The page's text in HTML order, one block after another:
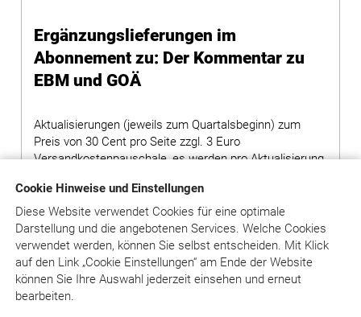
Cookie Hinweise und Einstellungen
Diese Website verwendet Cookies für eine optimale
Darstellung und die angebotenen Services. Welche Cookies
verwendet werden, können Sie selbst entscheiden. Mit Klick
aufden Link „Cookie Einstellungen“ am Ende der Website
können Sie Ihre Auswahl jederzeit einsehen und erneut
bearbeiten.
Ergänzungslieferungen im
Abonnement zu: Der Kommentar zu
EBM und GOÄ
Aktualisierungen (jeweils zum Quartalsbeginn) zum
Preis von 30 Cent pro Seite zzgl. 3 Euro
Versandkostenpauschale, es werden pro Aktualisierung
Hinweis: Bei Bestellung von Grundwerken ohne
Ergänzungslieferungen wird ein Aufschlag von 80,00
Euro auf den Preis des Grundwerks erhoben.
in den Warenkorb